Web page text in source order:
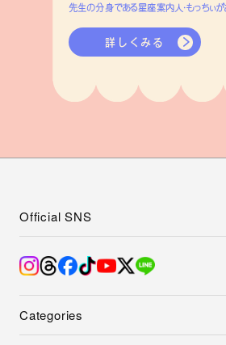
先生の分身である星座案内人・もっちぃが
詳しくみる
Categories
Official SNS